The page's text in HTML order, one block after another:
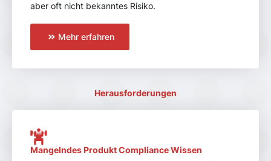
aber oft nicht bekanntes Risiko.
Mehr erfahren
Herausforderungen
Mangelndes Produkt Compliance Wissen